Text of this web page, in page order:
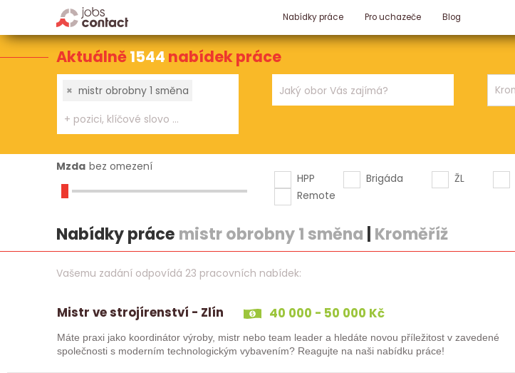
Nabídky práce Pro uchazeče Blog
Aktuálně1544 nabídek práce
× mistr obrobny 1 směna
Mzda bez omezení
HPP
Brigáda ŽL
Remote
Nabídky práce mistr obrobny 1 směna Kroměříž
Vašemu zadání odpovídá 23 pracovních nabídek:
Mistr ve strojírenství - Zlín 40 000 - 50 000 Kč
Máte praxi jako koordinátor výroby, mistr nebo team leader a hledáte novou příležitost v zavedené
společnosti s moderním technologickým vybavením? Reagujte na naši nabídku práce!